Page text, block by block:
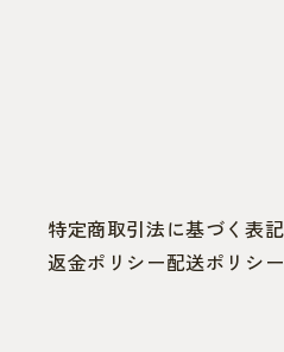
特定商取引法に基づく表記
返金ポリシー配送ポリシー